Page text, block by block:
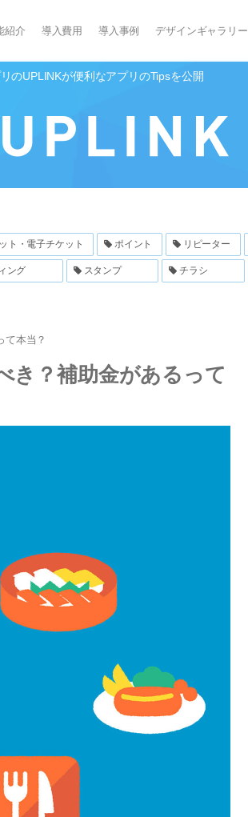
紹介 導入費用 導入事例 デザインギャラリー
のUPLINKが便利なアプリのTipsを公開
ト・電子チケット ポイント リピーター
ング スタンプ チラシ
て本当？
き？補助金があるって